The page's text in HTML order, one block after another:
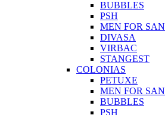
BUBBLES
PSH
MEN FOR SAN
DIVASA
VIRBAC
STANGEST
COLONIAS
PETUXE
MEN FOR SAN
BUBBLES
PSH